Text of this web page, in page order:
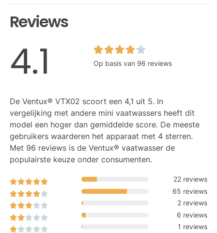
Reviews
4.1 Op basis van 96 reviews
De Ventux® VTX02 scoort een 4,1 uit 5. In
vergelijking met andere mini vaatwassers heeft dit
model een hoger dan gemiddelde score. De meeste
gebruikers waarderen het apparaat met 4 sterren.
Met 96 reviews is de Ventux® vaatwasser de
populairste keuze onder consumenten.
22 reviews
65 reviews
2 reviews
6 reviews
1 reviews